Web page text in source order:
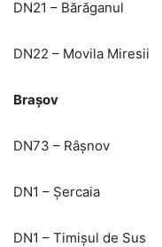
DN21 – Bărăganul
DN22 – Movila Miresii
Brașov
DN73 – Râșnov
DN1 – Șercaia
DN1 – Timișul de Sus